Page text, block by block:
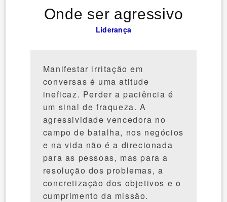
Onde ser agressivo
Liderança
Manifestar irritação em
conversas é uma atitude
ineficaz. Perder a paciência é
um sinal de fraqueza. A
agressividade vencedora no
campo de batalha, nos negócios
e na vida não é a direcionada
para as pessoas, mas para a
resolução dos problemas, a
concretização dos objetivos e o
cumprimento da missão.